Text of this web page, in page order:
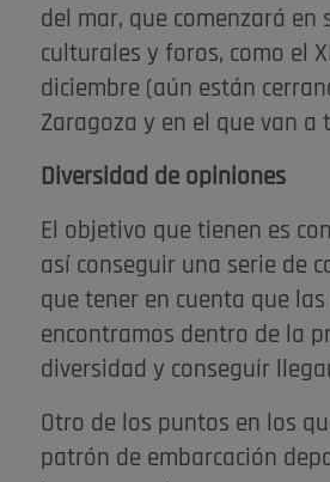
del mar, que comenzará
culturales y foros, como el
diciembre (aún están
Zaragoza y en el que van
Diversidad de opiniones
El objetivo que tienen es
así conseguir una serie de
que tener en cuenta que
encontramos dentro de la
diversidad y conseguir
Otro de los puntos en los
patrón de embarcación